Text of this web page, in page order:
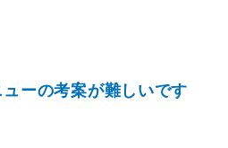
ーの考案が難しいです